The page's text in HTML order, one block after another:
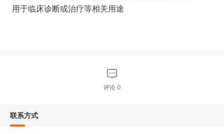
用于临床诊断或治疗等相关用途
评论 0
联系方式